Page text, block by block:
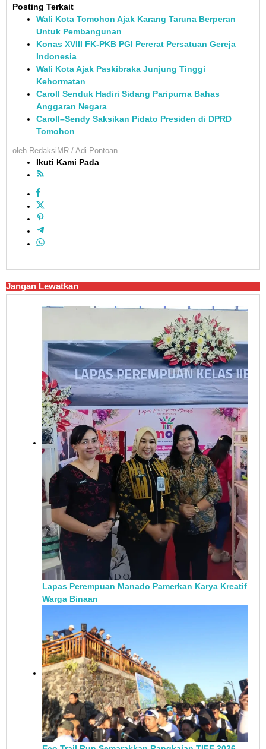
Posting Terkait
Wali Kota Tomohon Ajak Karang Taruna Berperan
Untuk Pembangunan
Konas XVIII FK-PKB PGI Pererat Persatuan Gereja
Indonesia
Wali Kota Ajak Paskibraka Junjung Tinggi
Kehormatan
Caroll Senduk Hadiri Sidang Paripurna Bahas
Anggaran Negara
Caroll–Sendy Saksikan Pidato Presiden di DPRD
Tomohon
oleh RedaksiMR / Adi Pontoan
Ikuti Kami Pada
Jangan Lewatkan
Lapas Perempuan Manado Pamerkan Karya Kreatif
Warga Binaan